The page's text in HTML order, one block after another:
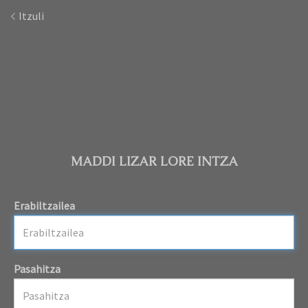
Itzuli
MADDI LIZAR LORE INTZA
Erabiltzailea
Pasahitza